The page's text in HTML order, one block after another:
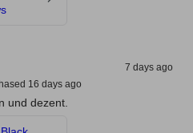
7 days ago
16 days ago
und dezent.